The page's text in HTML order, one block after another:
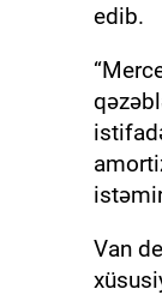
edib.
Van